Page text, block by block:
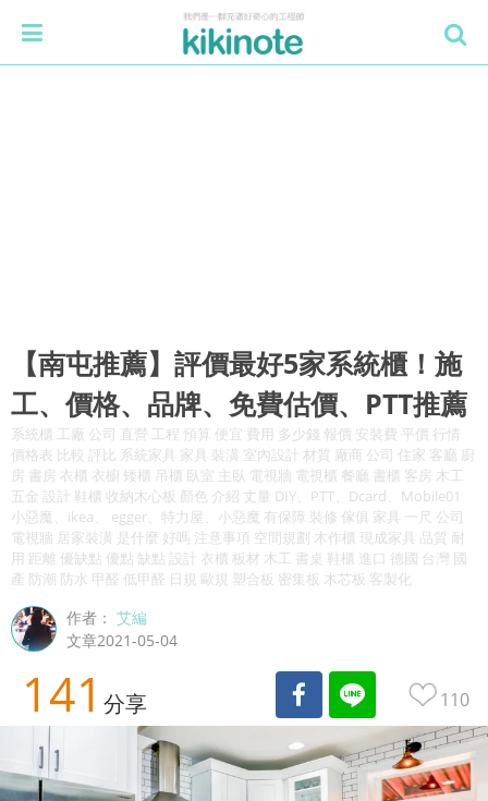
【南屯推薦】評價最好5家系統櫃！施
工、價格、品牌、免費估價、PTT推薦
系統櫃 工廠 公司 直營 工程 預算 便宜 費用 多少錢 報價 安裝費 平價 行情
價格表 比較 評比 系統家具 家具 裝潢 室內設計 材質 廠商 公司 住家 客廳 廚
房 書房 衣櫃 衣櫥 矮櫃 吊櫃 臥室 主臥 電視牆 電視櫃 餐廳 書櫃 客房 木工
五金 設計 鞋櫃 收納木心板 顏色 介紹 丈量 DIY、PTT、Dcard、Mobile01
小惡魔、ikea、 egger、特力屋、小惡魔 有保障 裝修 傢俱 家具 一尺 公司
電視牆 居家裝潢 是什麼 好嗎 注意事項 空間規劃 木作櫃 現成家具 品質 耐
用 距離 優缺點 優點 缺點 設計 衣櫃 板材 木工 書桌 鞋櫃 進口 德國 台灣 國
產 防潮 防水 甲醛 低甲醛 日規 歐規 塑合板 密集板 木芯板 客製化
作者：艾編
文章2021-05-04
141 分享 110